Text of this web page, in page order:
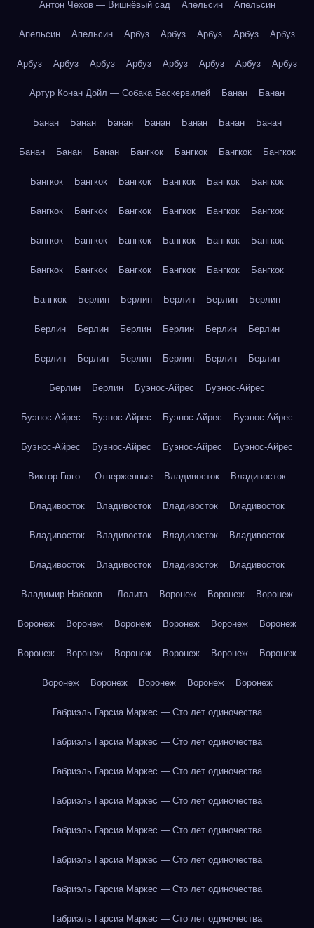
Антон Чехов — Вишнёвый сад Апельсин Апельсин
Апельсин Апельсин Арбуз Арбуз Арбуз Арбуз Арбуз
Арбуз Арбуз Арбуз Арбуз Арбуз Арбуз Арбуз Арбуз
Артур Конан Дойл — Собака Баскервилей Банан Банан
Банан Банан Банан Банан Банан Банан Банан
Банан Банан Банан Бангкок Бангкок Бангкок Бангкок
Бангкок Бангкок Бангкок Бангкок Бангкок Бангкок
Бангкок Бангкок Бангкок Бангкок Бангкок Бангкок
Бангкок Бангкок Бангкок Бангкок Бангкок Бангкок
Бангкок Бангкок Бангкок Бангкок Бангкок Бангкок
Бангкок Берлин Берлин Берлин Берлин Берлин
Берлин Берлин Берлин Берлин Берлин Берлин
Берлин Берлин Берлин Берлин Берлин Берлин
Берлин Берлин Буэнос-Айрес Буэнос-Айрес
Буэнос-Айрес Буэнос-Айрес Буэнос-Айрес Буэнос-Айрес
Буэнос-Айрес Буэнос-Айрес Буэнос-Айрес Буэнос-Айрес
Виктор Гюго — Отверженные Владивосток Владивосток
Владивосток Владивосток Владивосток Владивосток
Владивосток Владивосток Владивосток Владивосток
Владивосток Владивосток Владивосток Владивосток
Владимир Набоков — Лолита Воронеж Воронеж Воронеж
Воронеж Воронеж Воронеж Воронеж Воронеж Воронеж
Воронеж Воронеж Воронеж Воронеж Воронеж Воронеж
Воронеж Воронеж Воронеж Воронеж Воронеж
Габриэль Гарсиа Маркес — Сто лет одиночества
Габриэль Гарсиа Маркес — Сто лет одиночества
Габриэль Гарсиа Маркес — Сто лет одиночества
Габриэль Гарсиа Маркес — Сто лет одиночества
Габриэль Гарсиа Маркес — Сто лет одиночества
Габриэль Гарсиа Маркес — Сто лет одиночества
Габриэль Гарсиа Маркес — Сто лет одиночества
Габриэль Гарсиа Маркес — Сто лет одиночества